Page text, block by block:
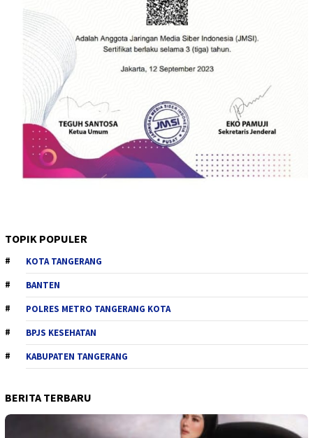
TOPIK POPULER
KOTA TANGERANG
BANTEN
POLRES METRO TANGERANG KOTA
BPJS KESEHATAN
KABUPATEN TANGERANG
BERITA TERBARU